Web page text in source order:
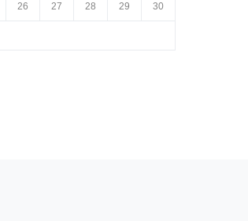
26 27 28 29 30